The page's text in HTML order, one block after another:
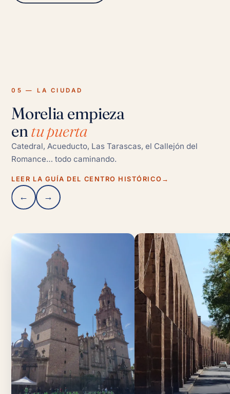
05 — LA CIUDAD
Morelia empieza
en tu puerta
Catedral, Acueducto, Las Tarascas, el Callejón del
Romance… todo caminando.
LEER LA GUÍA DEL CENTRO HISTÓRICO →
← →